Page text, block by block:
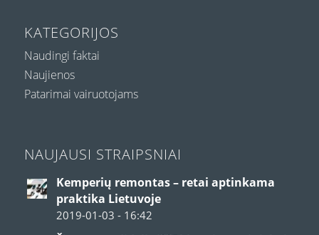
KATEGORIJOS
Naudingi faktai
Naujienos
Patarimai vairuotojams
NAUJAUSI STRAIPSNIAI
Kemperių remontas – retai aptinkama
praktika Lietuvoje
2019-01-03 - 16:42